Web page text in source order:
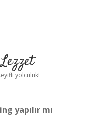
yolculuk!
yapılır mı